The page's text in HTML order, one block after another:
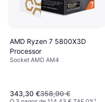
AMD Ryzen 7 5800X3D
Processor
Socket AMD AM4
343,30 €358,90 €